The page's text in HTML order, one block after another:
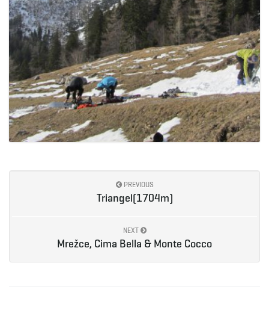
PREVIOUS
Triangel(1704m)
NEXT
Mrežce, Cima Bella & Monte Cocco